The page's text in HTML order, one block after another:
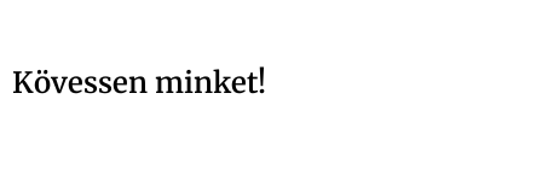
Kövessen minket!